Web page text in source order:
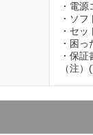
・電
・ソ
・セ
・困
・保
（注